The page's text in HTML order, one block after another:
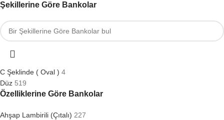
Şekillerine Göre Bankolar
C Şeklinde ( Oval ) 4
Düz 519
Özelliklerine Göre Bankolar
Ahşap Lambirili (Çıtalı) 227